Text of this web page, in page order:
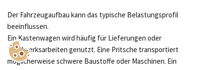
Der Fahrzeugaufbau kann das typische Belastungsprofil
beeinflussen.
Ein Kastenwagen wird häufig für Lieferungen oder
Handwerksarbeiten genutzt. Eine Pritsche transportiert
möglicherweise schwere Baustoffe oder Maschinen. Ein